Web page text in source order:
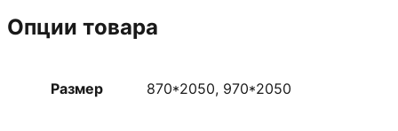
Опции товара
Размер 870*2050, 970*2050